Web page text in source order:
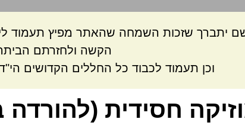
יתברך שזכות השמחה שהאתר מפיץ תעמוד
הקשה ולחזרתם
וכן תעמוד לכבוד כל החללים הקדושים
חסידית (להורדה